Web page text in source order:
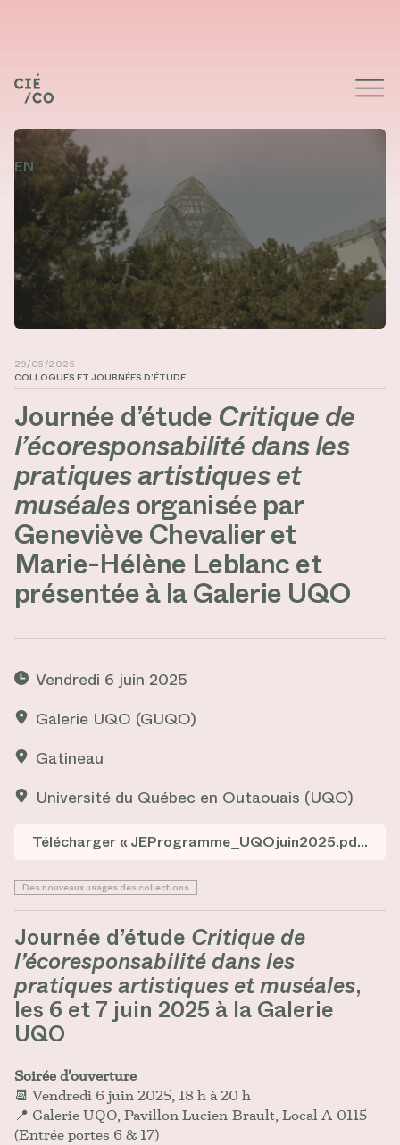
EN
29/05/2025
COLLOQUES ET JOURNÉES D’ÉTUDE
Journée d’étude Critique de
l’écoresponsabilité dans les
pratiques artistiques et
muséalesorganisée par
Geneviève Chevalier et
Marie-Hélène Leblanc et
présentée à la Galerie UQO
Vendredi 6 juin 2025
Galerie UQO (GUQO)
Gatineau
Université du Québec en Outaouais (UQO)
Télécharger « JEProgramme_UQOjuin2025.pdf »
Des nouveaux usages des collections
Journée d’étude Critique de
l’écoresponsabilité dans les
pratiques artistiques et muséales,
les 6 et 7 juin 2025 à la Galerie
UQO
Soirée d'ouverture
📆 Vendredi 6 juin 2025, 18 h à 20 h
📍 Galerie UQO, Pavillon Lucien-Brault, Local A-0115
(Entrée portes 6 & 17)